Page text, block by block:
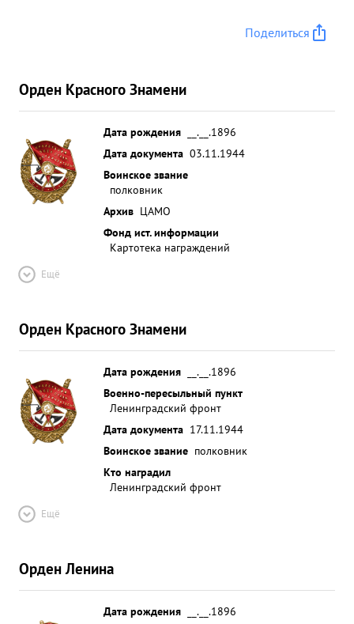
Поделиться
Орден Красного Знамени
Дата рождения
__.__.1896
Дата документа 03.11.1944
Воинское звание
полковник
Архив ЦАМО
Фонд ист. информации
Картотека награждений
Ещё
Орден Красного Знамени
Дата рождения
__.__.1896
Военно-пересыльный пункт
Ленинградский фронт
Дата документа 17.11.1944
Воинское звание полковник
Кто наградил
Ленинградский фронт
Ещё
Орден Ленина
Дата рождения
__.__.1896